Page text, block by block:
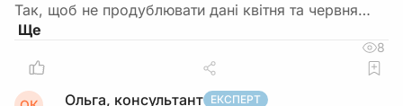
Так, щоб не продублювати дані квітня та червня…
8
Ольга, консультант ЕКСПЕРТ